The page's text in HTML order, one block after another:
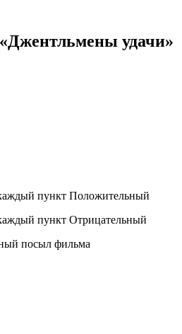
удачи»
пункт Положительный
пункт Отрицательный
посыл фильма